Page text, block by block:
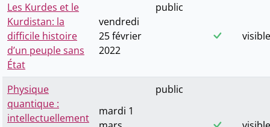
Les Kurdes et le
Kurdistan: la
difficile histoire
d’un peuple sans
État
vendredi
25 février
2022
public
visible
Physique
quantique :
intellectuellement
mardi 1
public